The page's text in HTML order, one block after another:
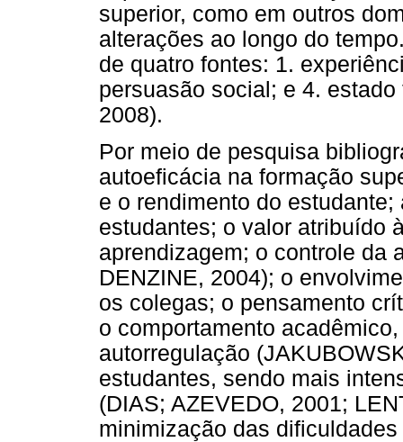
superior, como em outros
alterações ao longo do
de quatro fontes: 1.
persuasão social; e 4.
2008).
Por meio de pesquisa
autoeficácia na formação
e o rendimento do
estudantes; o valor atribuído
aprendizagem; o controle da
DENZINE, 2004); o
os colegas; o pensamento
o comportamento
autorregulação
estudantes, sendo mais
(DIAS; AZEVEDO, 2001;
minimização das